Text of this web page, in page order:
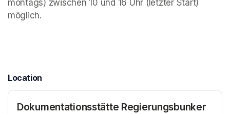
montags) zwischen 10 und 16 Uhr (letzter Start)
möglich.
Location
Dokumentationsstätte Regierungsbunker